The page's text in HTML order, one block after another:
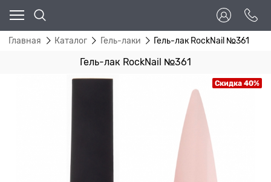
Главная Каталог Гель-лаки Гель-лак RockNail №361
Гель-лак RockNail №361
Скидка 40%